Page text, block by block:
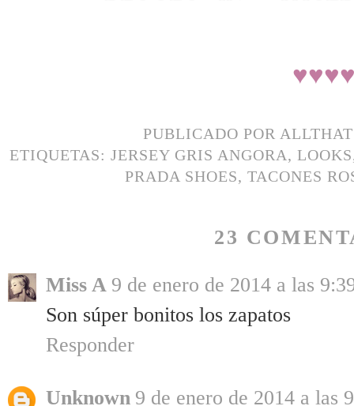
♥♥♥
PUBLICADO POR
ETIQUETAS: JERSEY GRIS ANGORA, LOOKS
PRADA SHOES, TACONES
23
Miss A 9 de enero de 2014 a las
Son súper bonitos los zapatos
Responder
Unknown 9 de enero de 2014 a las